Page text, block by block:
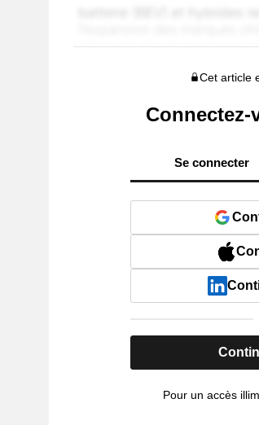
Cet article
Se connecter
Pour un accès